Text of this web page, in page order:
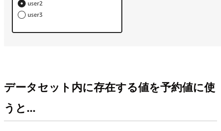
データセット内に存在する値を予約値に使
うと...